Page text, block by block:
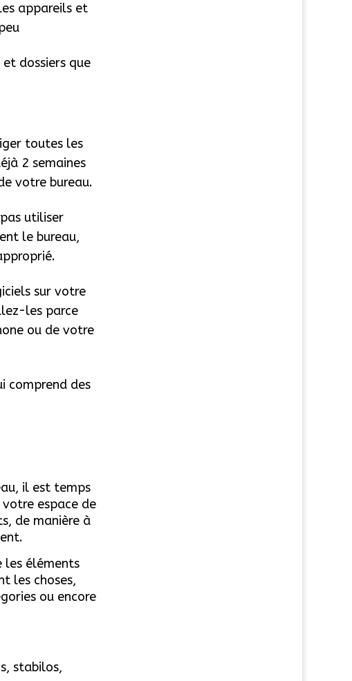
appareils et
dossiers que
toutes les
2 semaines
votre bureau.
utiliser
le bureau,
sur votre
les parce
ou de votre
comprend des
il est temps
espace de
de manière à
les éléments
les choses,
ou encore
stabilos,